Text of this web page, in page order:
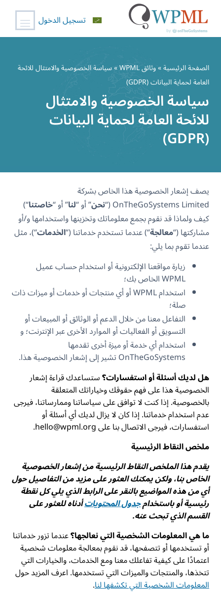
المحتوى
تسجيل الدخول
الصفحة الرئيسية»وثائق WPML
» سياسة الخصوصية والامتثال للائحة
العامة لحماية البيانات (GDPR)
سياسة الخصوصية والامتثال
للائحة العامة لحماية البيانات
(GDPR)
يصف إشعار الخصوصية هذا الخاص بشركة
OnTheGoSystems Limited (“ نحن” أو “لنا” أو “خاصتنا“)
كيف ولماذا قد نقوم بجمع معلوماتك وتخزينها واستخدامها و/أو
مشاركتها (“معالجة“) عندما تستخدم خدماتنا (“الخدمات“)، مثل
عندما تقوم بما يلي:
زيارة مواقعنا الإلكترونية أو استخدام حساب عميل
WPML الخاص بك؛
استخدام WPML أو أي منتجات أو خدمات أو ميزات ذات
صلة؛
التفاعل معنا من خلال الدعم أو الوثائق أو المبيعات أو
التسويق أو الفعاليات أو الموارد الأخرى عبر الإنترنت؛ و
استخدام أي خدمة أو ميزة أخرى تقدمها
OnTheGoSystems تشير إلى إشعار الخصوصية هذا.
هل لديك أسئلة أو استفسارات؟ستساعدك قراءة إشعار
الخصوصية هذا على فهم حقوقك وخياراتك المتعلقة
بالخصوصية. إذا كنت لا توافق على سياساتنا وممارساتنا، فيرجى
عدم استخدام خدماتنا. إذا كان لا يزال لديك أي أسئلة أو
استفسارات، فيرجى الاتصال بنا على hello@wpml.org.
ملخص النقاط الرئيسية
يقدم هذا الملخص النقاط الرئيسية من إشعار الخصوصية
الخاص بنا، ولكن يمكنك العثور على مزيد من التفاصيل حول
أي من هذه المواضيع بالنقر على الرابط الذي يلي كل نقطة
رئيسية أو باستخدامجدول المحتوياتأدناه للعثور على
القسم الذي تبحث عنه.
ما هي المعلومات الشخصية التي نعالجها؟عندما تزور خدماتنا
أو تستخدمها أو تتصفحها، قد نقوم بمعالجة معلومات شخصية
اعتمادًا على كيفية تفاعلك معنا ومع الخدمات، والخيارات التي
تتخذها، والمنتجات والميزات التي تستخدمها. اعرف المزيد حول
المعلومات الشخصية التي تكشفها لنا.